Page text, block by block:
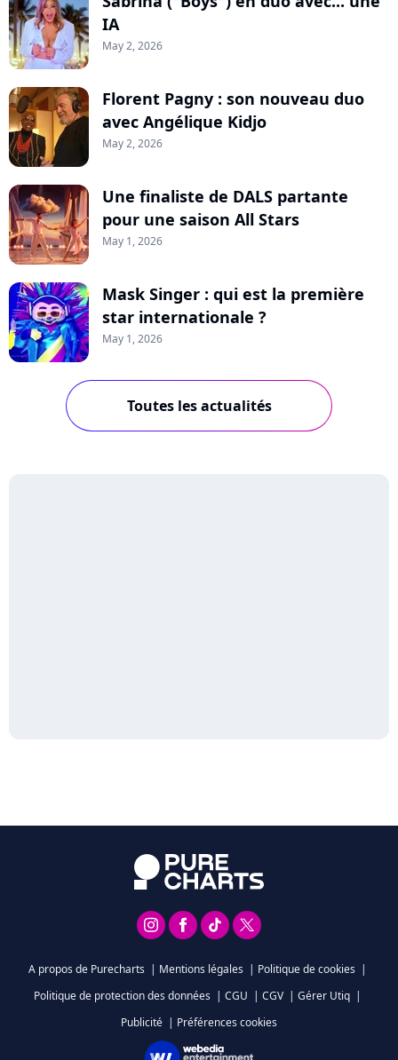
IA
May 2, 2026
Florent Pagny : son nouveau duo
avec Angélique Kidjo
May 2, 2026
Une finaliste de DALS partante
pour une saison All Stars
May 1, 2026
Mask Singer : qui est la première
star internationale ?
May 1, 2026
Toutes les actualités
A propos de Purecharts | Mentions légales | Politique de cookies |
Politique de protection des données | CGU | CGV | Gérer Utiq |
Publicité | Préférences cookies